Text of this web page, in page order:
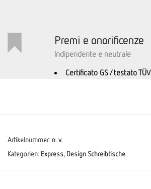
Premi e onorificenze
Indipendente e neutrale
Certificato GS / testato TÜV
Artikelnummer: n. v.
Kategorien: Express, Design Schreibtische